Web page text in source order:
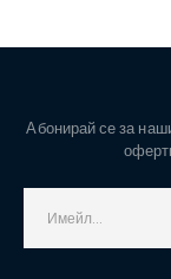
Абонирай се за